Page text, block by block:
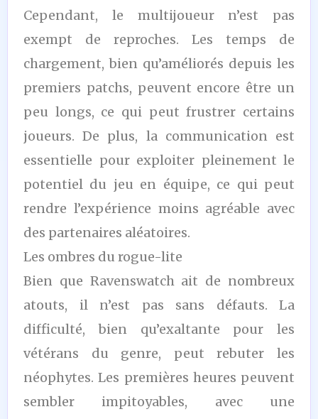
Cependant, le multijoueur n’est pas
exempt de reproches. Les temps de
chargement, bien qu’améliorés depuis les
premiers patchs, peuvent encore être un
peu longs, ce qui peut frustrer certains
joueurs. De plus, la communication est
essentielle pour exploiter pleinement le
potentiel du jeu en équipe, ce qui peut
rendre l’expérience moins agréable avec
des partenaires aléatoires.
Les ombres du rogue-lite
Bien que Ravenswatch ait de nombreux
atouts, il n’est pas sans défauts. La
difficulté, bien qu’exaltante pour les
vétérans du genre, peut rebuter les
néophytes. Les premières heures peuvent
sembler impitoyables, avec une